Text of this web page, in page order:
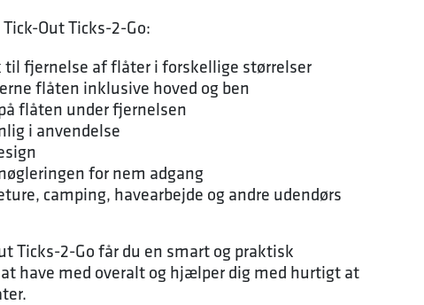
Out Ticks-2-Go:
til fjernelse af flåter i forskellige størrelser
flåten inklusive hoved og ben
flåten under fjernelsen
i anvendelse
for nem adgang
camping, havearbejde og andre udendørs
Ticks-2-Go får du en smart og praktisk
have med overalt og hjælper dig med hurtigt at